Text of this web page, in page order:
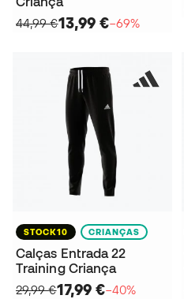
44,99 €13,99 €−69%
STOCK10 CRIANÇAS
Calças Entrada 22
Training Criança
29,99 €17,99 €−40%